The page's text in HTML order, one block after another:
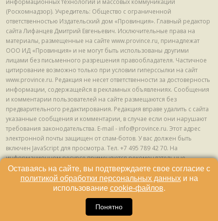
(Роскомнадзор). Учредитель: Общество с ограниченной
ответственностью Издательский дом «Провинция». Главный редактор
сайта Лифанцев Дмитрий Евгеньевич. Исключительные права на
материалы, размещенные на сайте www.province.ru, принадлежат
ООО ИД «Провинция» и не могут быть использованы другими
лицами без письменного разрешения правообладателя. Частичное
цитирование возможно только при условии гиперссылки на сайт
www.province.ru. Редакция не несет ответственности за достоверность
информации, содержащейся в рекламных объявлениях. Сообщения
и комментарии пользователей на сайте размещаются без
предварительного редактирования. Редакция вправе удалить с сайта
указанные сообщения и комментарии, в случае если они нарушают
требования законодательства. E-mail - info@province.ru. Этот адрес
электронной почты защищен от спам-ботов. У вас должен быть
включен JavaScript для просмотра. Tел. +7 495 789 42 70. На
информационном ресурсе применяются рекомендательные
технологии (информационные технологии предоставления
информации на основе сбора, систематизации и анализа сведений,
относящихся к предпочтениям пользователей сети "Интернет",
находящихся на территории Российской Федерации) © ООО ИД
Оставаясь на сайте, вы подтверждаете свое согласие с
политикой обработки персональных данныхи на
использование cookie-файлов.
Понятно